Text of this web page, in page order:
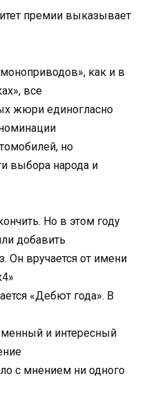
премии выказывает
как и в
все
жюри единогласно
но
выбора народа и
Но в этом году
добавить
Он вручается от имени
«Дебют года». В
и интересный
с мнением ни одного